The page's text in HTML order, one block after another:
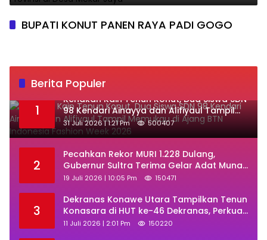
BUPATI KONUT PANEN RAYA PADI GOGO
Berita Populer
1
‎Kenakan Kain Tenun Konut, Dua Siswa SDN
98 Kendari Ainayya dan Alifiyaul Tampil
Memukau di Ajang BTN Indonesia Fashion
Week 2026
31 Juli 2026 | 1:21 Pm 500407
2
Pecahkan Rekor MURI 1.228 Dulang,
Gubernur Sultra Terima Gelar Adat Muna
dan Ajak KKMM Bersinergi
19 Juli 2026 | 10:05 Pm 150471
3
Dekranas Konawe Utara Tampilkan Tenun
Konasara di HUT ke-46 Dekranas, Perkuat
Promosi UMKM Daerah
11 Juli 2026 | 2:01 Pm 150220